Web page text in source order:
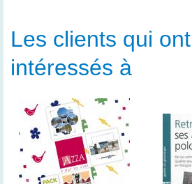
Les clients qui
intéressés à